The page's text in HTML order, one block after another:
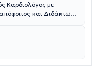
Καρδιολόγος με
απόφοιτος και Διδάκτωρ
του πορεία έχει
της Βιοϊατρικής, στη
στη Θεσσαλονίκη
Β' Πανεπιστημιακή